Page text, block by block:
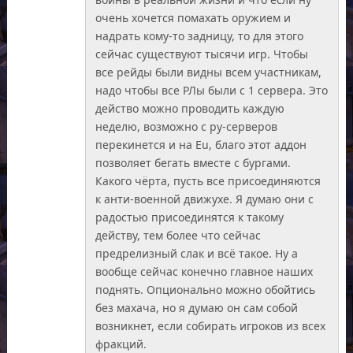
очень хочется помахать оружием и
надрать кому-то задницу, то для этого
сейчас существуют тысячи игр. Чтобы
все рейды были видны всем участникам,
надо чтобы все РЛы были с 1 сервера. Это
действо можно проводить каждую
неделю, возможно с ру-серверов
перекинется и на Eu, благо этот аддон
позволяет бегать вместе с бургами.
Какого чёрта, пусть все присоединяются
к анти-военной движухе. Я думаю они с
радостью присоединятся к такому
действу, тем более что сейчас
предрелизный слак и всё такое. Ну а
вообще сейчас конечно главное наших
поднять. Опционально можно обойтись
без махача, но я думаю он сам собой
возникнет, если собирать игроков из всех
фракций.